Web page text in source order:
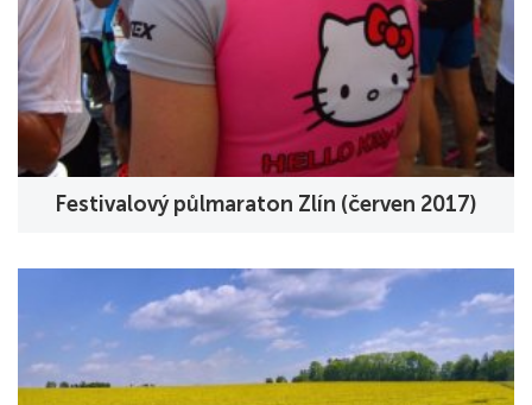
Festivalový půlmaraton Zlín (červen 2017)